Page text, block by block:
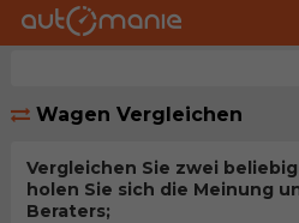
Wagen Vergleichen
Vergleichen Sie zwei
holen Sie sich die Meinung
Beraters;